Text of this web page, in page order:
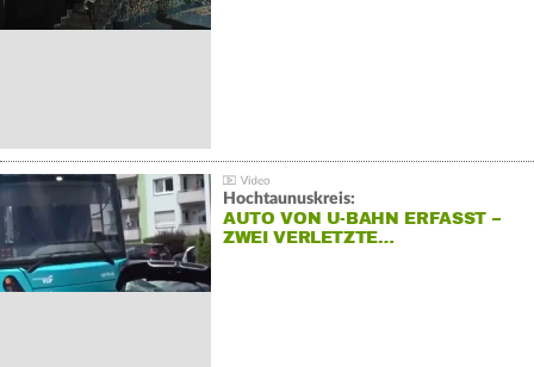
Hochtaunuskreis:
AUTO VON U-BAHN ERFASST –
ZWEI VERLETZTE…